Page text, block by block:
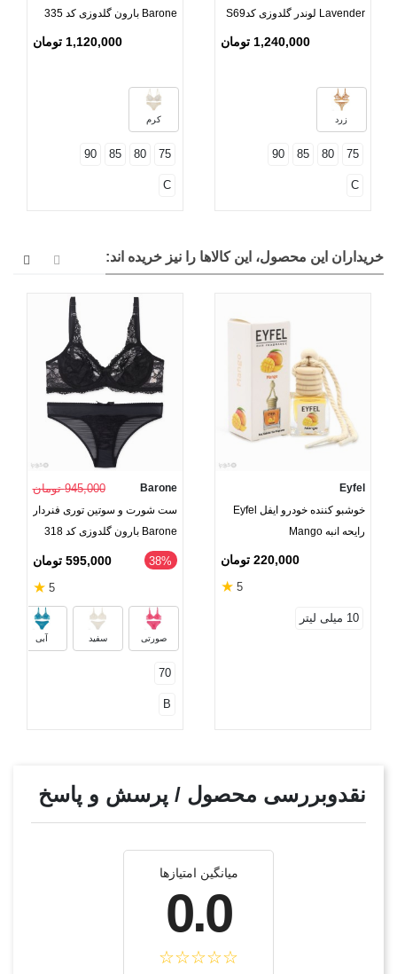
Lavender لوندر گلدوزی کدS69
1,240,000 تومان
زرد
75
80
85
90
C
Barone بارون گلدوزی کد 335
1,120,000 تومان
کرم
75
80
85
90
C
خریداران این محصول، این کالاها را نیز خریده اند:
Eyfel
خوشبو کننده خودرو ایفل Eyfel
رایحه انبه Mango
220,000 تومان
5
★
10 میلی لیتر
Barone 945,000 تومان
ست شورت و سوتین توری فنردار
Barone بارون گلدوزی کد 318
38% 595,000 تومان
5
★
صورتی سفید آبی
70
B
نقدوبررسی محصول / پرسش و پاسخ
میانگین امتیازها
0.0